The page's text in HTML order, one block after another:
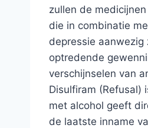
zullen de
die in combinatie
depressie
optredende
verschijnselen van
Disulfiram
met alcohol geeft
de laatste inname